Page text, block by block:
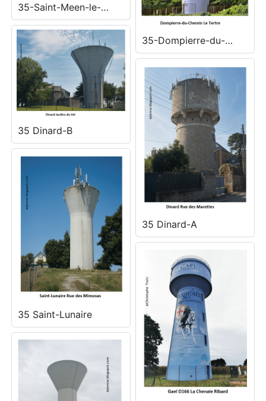
35-Dompierre-du-
Chemin-1
35-Saint-Meen-le-
Grand-1
35 Dinard-B
35 Dinard-A
35 Saint-Lunaire